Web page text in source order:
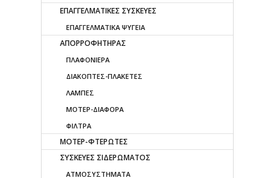
ΕΠΑΓΓΕΛΜΑΤΙΚΕΣ ΣΥΣΚΕΥΕΣ
ΕΠΑΓΓΕΛΜΑΤΙΚΑ ΨΥΓΕΙΑ
ΑΠΟΡΡΟΦΗΤΗΡΑΣ
ΠΛΑΦΟΝΙΕΡΑ
ΔΙΑΚΟΠΤΕΣ-ΠΛΑΚΕΤΕΣ
ΛΑΜΠΕΣ
ΜΟΤΕΡ-ΔΙΑΦΟΡΑ
ΦΙΛΤΡΑ
ΜΟΤΕΡ-ΦΤΕΡΩΤΕΣ
ΣΥΣΚΕΥΕΣ ΣΙΔΕΡΩΜΑΤΟΣ
ΑΤΜΟΣΥΣΤΗΜΑΤΑ